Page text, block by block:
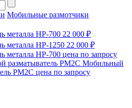
Мобильные размотчики
металла HP-700 22 000 ₽
металла HP-1250 22 000 ₽
металла HP-700 цена по запросу
разматыватель РМ2С Мобильный
РМ2С цена по запросу